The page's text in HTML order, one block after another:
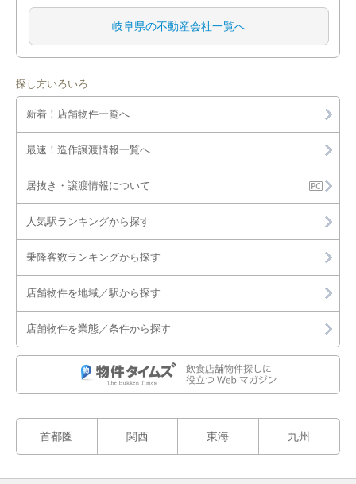
岐阜県の不動産会社一覧へ
探し方いろいろ
新着！店舗物件一覧へ
最速！造作譲渡情報一覧へ
居抜き・譲渡情報について
人気駅ランキングから探す
乗降客数ランキングから探す
店舗物件を地域／駅から探す
店舗物件を業態／条件から探す
首都圏 関西 東海 九州